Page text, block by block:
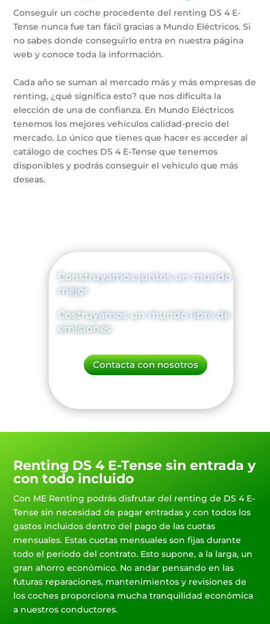
Conseguir un coche procedente del renting DS 4 E-
Tense nunca fue tan fácil gracias a Mundo Eléctricos. Si
no sabes donde conseguirlo entra en nuestra página
web y conoce toda la información.
Cada año se suman al mercado más y más empresas de
renting, ¿qué significa esto? que nos dificulta la
elección de una de confianza. En Mundo Eléctricos
tenemos los mejores vehículos calidad-precio del
mercado. Lo único que tienes que hacer es acceder al
catálogo de coches DS 4 E-Tense que tenemos
disponibles y podrás conseguir el vehículo que más
deseas.
Construyamos juntos un mundo
mejor
Costruyamos un mundo libre de
emisiones
Contacta con nosotros
Renting DS 4 E-Tense sin entrada y
con todo incluido
Con ME Renting podrás disfrutar del renting de DS 4 E-
Tense sin necesidad de pagar entradas y con todos los
gastos incluidos dentro del pago de las cuotas
mensuales. Estas cuotas mensuales son fijas durante
todo el periodo del contrato. Esto supone, a la larga, un
gran ahorro económico. No andar pensando en las
futuras reparaciones, mantenimientos y revisiones de
los coches proporciona mucha tranquilidad económica
a nuestros conductores.